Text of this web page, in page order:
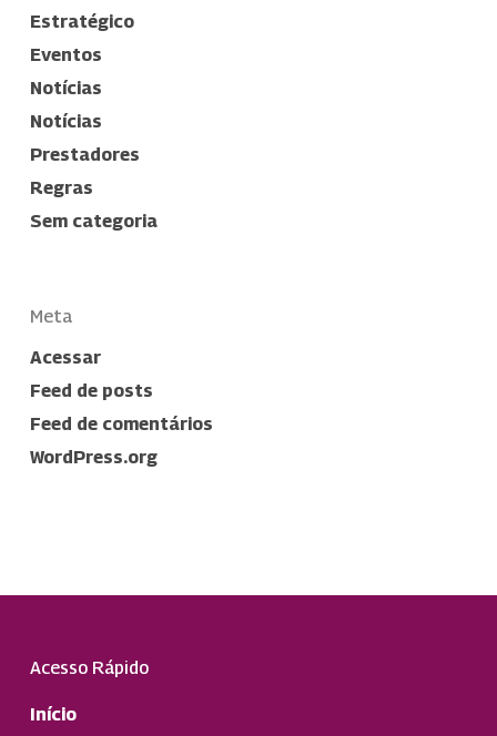
Estratégico
Eventos
Notícias
Notícias
Prestadores
Regras
Sem categoria
Meta
Acessar
Feed de posts
Feed de comentários
WordPress.org
Acesso Rápido
Início